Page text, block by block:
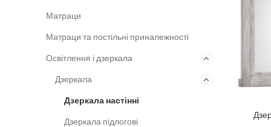
Матраци
Матраци та постільні приналежності
Освітлення і дзеркала
Дзеркала
Дзеркала настінні
Дзеркала підлогові